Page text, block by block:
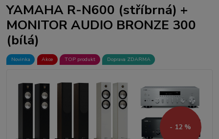
YAMAHA R-N600 (stříbrná) +
MONITOR AUDIO BRONZE 300
(bílá)
Novinka Akce TOP produkt Doprava ZDARMA
- 12 %